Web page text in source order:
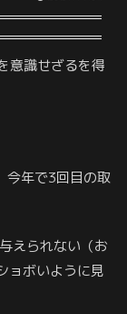
意識せざるを得
今年で3回目の取
えられない（お
ョボいように見